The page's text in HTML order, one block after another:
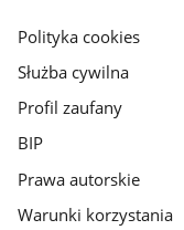
gov.pl
Polityka cookies
Służba cywilna
Profil zaufany
BIP
Prawa autorskie
Warunki korzystania